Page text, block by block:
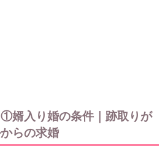
婿入り婚の条件｜跡取りが
らの求婚